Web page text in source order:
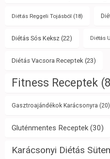
Diétás Reggeli Tojásból (18)
Diétás Sós Keksz (22) Diétás
Diétás Vacsora Receptek (23)
Fitness Receptek
Gasztroajándékok Karácsonyra (20)
Gluténmentes Receptek (30)
Karácsonyi Diétás